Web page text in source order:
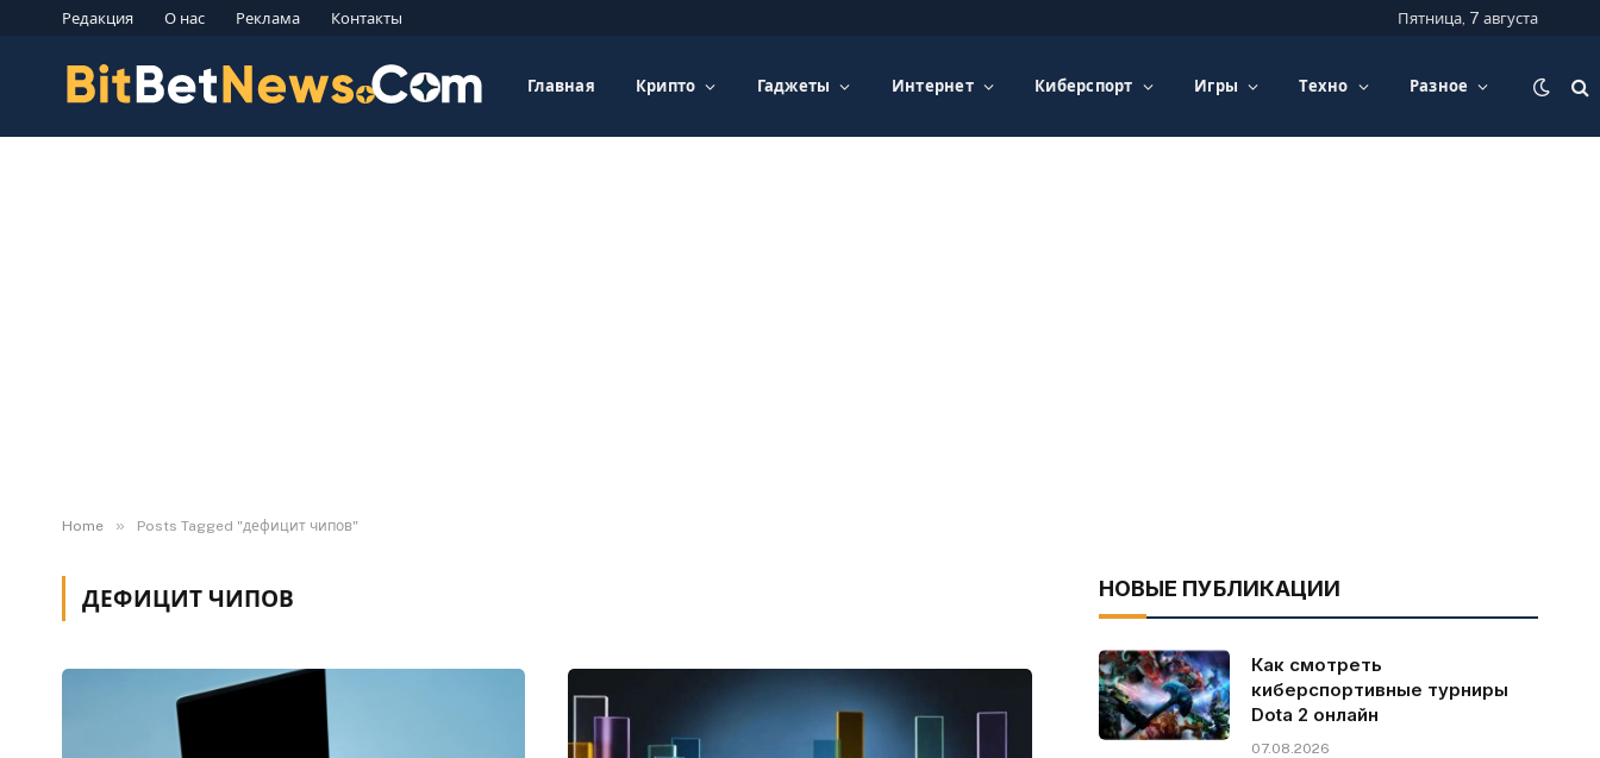
Редакция О нас Реклама Контакты Пятница, 7 августа
Главная Крипто Гаджеты Интернет Киберспорт Игры Техно Разное
Home » Posts Tagged "дефицит чипов"
ДЕФИЦИТ ЧИПОВ НОВЫЕ ПУБЛИКАЦИИ
Как смотреть
киберспортивные турниры
Dota 2 онлайн
07.08.2026